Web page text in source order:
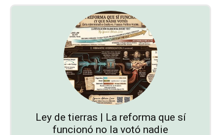
Ley de tierras | La reforma que sí
funcionó no la votó nadie